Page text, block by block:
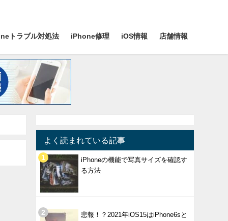
トラブル対処法 iPhone修理 iOS情報 店舗情報
よく読まれている記事
iPhoneの機能で写真サイズを確認す
る方法
悲報！？2021年iOS15はiPhone6sと